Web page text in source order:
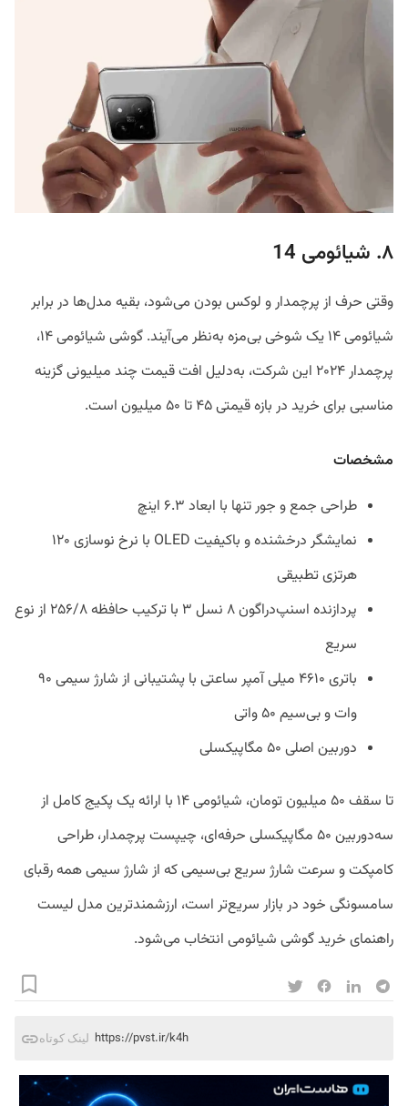
۸. شیائومی 14
وقتی حرف از پرچمدار و لوکس بودن می‌شود، بقیه مدل‌ها در برابر
شیائومی ۱۴ یک شوخی بی‌مزه به‌نظر می‌آیند. گوشی شیائومی ۱۴،
پرچمدار ۲۰۲۴ این شرکت، به‌دلیل افت قیمت چند میلیونی گزینه
مناسبی برای خرید در بازه قیمتی ۴۵ تا ۵۰ میلیون است.
مشخصات
طراحی جمع و جور تنها با ابعاد ۶.۳ اینچ
نمایشگر درخشنده و باکیفیت OLED با نرخ نوسازی ۱۲۰
هرتزی تطبیقی
پردازنده اسنپ‌دراگون ۸ نسل ۳ با ترکیب حافظه ۲۵۶/۸ از نوع
سریع
باتری ۴۶۱۰ میلی آمپر ساعتی با پشتیبانی از شارژ سیمی ۹۰
وات و بی‌سیم ۵۰ واتی
دوربین اصلی ۵۰ مگاپیکسلی
تا سقف ۵۰ میلیون تومان، شیائومی ۱۴ با ارائه یک پکیج کامل از
سه‌دوربین ۵۰ مگاپیکسلی حرفه‌ای، چیپست پرچمدار، طراحی
کامپکت و سرعت شارژ سریع بی‌سیمی که از شارژ سیمی همه رقبای
سامسونگی خود در بازار سریع‌تر است، ارزشمندترین مدل لیست
راهنمای خرید گوشی شیائومی انتخاب می‌شود.
لینک کوتاه https://pvst.ir/k4h